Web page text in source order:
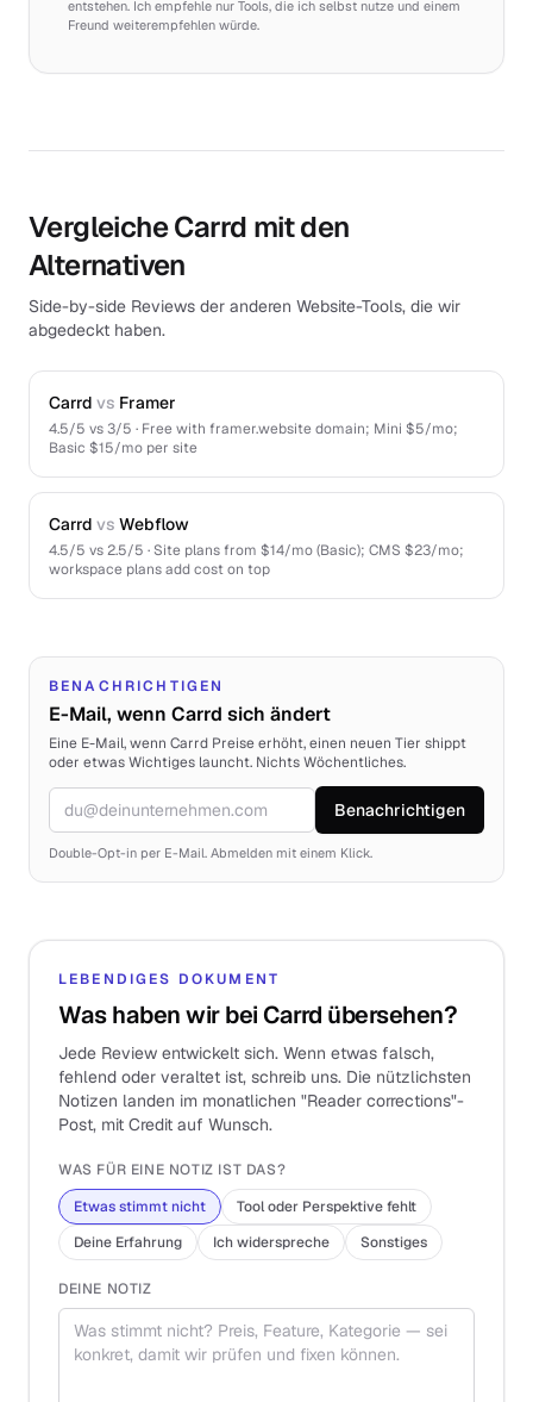
entstehen. Ich empfehle nur Tools, die ich selbst nutze und einem
Freund weiterempfehlen würde.
Vergleiche Carrd mit den
Alternativen
Side-by-side Reviews der anderen Website-Tools, die wir
abgedeckt haben.
Carrd vs Framer
4.5/5 vs3/5 · Free with framer.website domain; Mini $5/mo;
Basic $15/mo per site
Carrd vs Webflow
4.5/5 vs2.5/5 ·Site plans from $14/mo (Basic); CMS $23/mo;
workspace plans add cost on top
BENACHRICHTIGEN
E-Mail, wenn Carrd sich ändert
Eine E-Mail, wenn Carrd Preise erhöht, einen neuen Tier shippt
oder etwas Wichtiges launcht. Nichts Wöchentliches.
E-Mail Benachrichtigen
Double-Opt-in per E-Mail. Abmelden mit einem Klick.
LEBENDIGES DOKUMENT
Was haben wir bei Carrd übersehen?
Jede Review entwickelt sich. Wenn etwas falsch,
fehlend oder veraltet ist, schreib uns. Die nützlichsten
Notizen landen im monatlichen "Reader corrections"-
Post, mit Credit auf Wunsch.
WAS FÜR EINE NOTIZ IST DAS?
Etwas stimmt nicht
Tool oder Perspektive fehlt
Deine Erfahrung
Ich widerspreche Sonstiges
DEINE NOTIZ